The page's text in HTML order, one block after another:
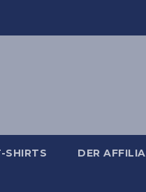
SHIRTS DER